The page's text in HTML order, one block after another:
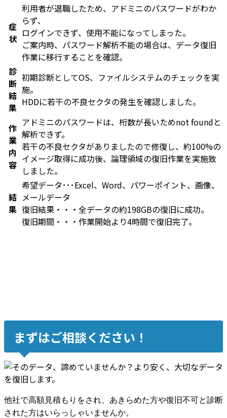
症
状
利用者が退職したため、アドミニのパスワードがわか
らず、
ログインできず、使用不能になってしまった。
ご案内時、パスワード解析不能の場合は、データ復旧
作業に移行することを確認。
診
断
結
果
初期診断としてOS、ファイルシステムのチェックを実
施。
HDDに若干の不良セクタの発生を確認しました。
作
業
内
容
アドミニのパスワードは、桁数が長いためnot foundと
解析できず。
若干の不良セクタがありましたので修復し、約100%の
イメージ取得に成功後、論理領域の復旧作業を実施致
しました。
結
果
希望データ･･･Excel、Word、パワーポイント、画像、
メールデータ
復旧結果・・・全データの約198GBの復旧に成功。
復旧期間・・・作業開始より4時間で復旧完了。
まずはご相談ください！
他社で高額見積もりをされ、あきらめた方や復旧不可と診断
された方はいらっしゃいませんか。